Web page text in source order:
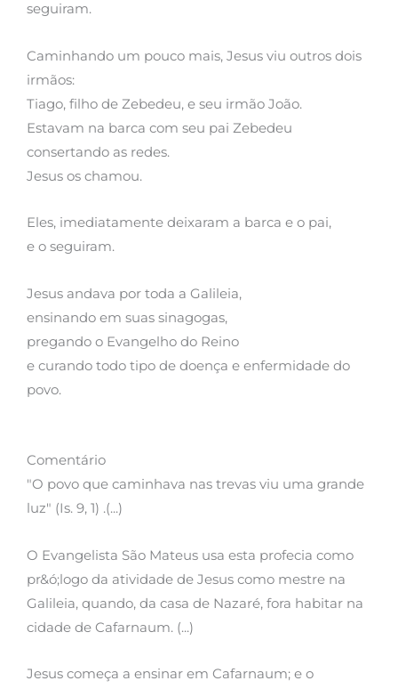
seguiram.
Caminhando um pouco mais, Jesus viu outros dois
irmãos:
Tiago, filho de Zebedeu, e seu irmão João.
Estavam na barca com seu pai Zebedeu
consertando as redes.
Jesus os chamou.
Eles, imediatamente deixaram a barca e o pai,
e o seguiram.
Jesus andava por toda a Galileia,
ensinando em suas sinagogas,
pregando o Evangelho do Reino
e curando todo tipo de doença e enfermidade do
povo.
Comentário
"O povo que caminhava nas trevas viu uma grande
luz" (Is. 9, 1) .(...)
O Evangelista São Mateus usa esta profecia como
pr&ó;logo da atividade de Jesus como mestre na
Galileia, quando, da casa de Nazaré, fora habitar na
cidade de Cafarnaum. (...)
Jesus começa a ensinar em Cafarnaum; e o